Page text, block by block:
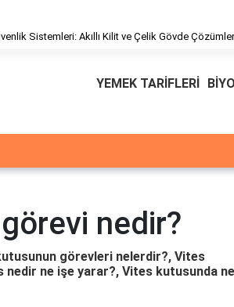
Sistemleri: Akıllı Kilit ve Çelik Gövde
YEMEK TARİFLERİ
nedir?
görevleri nelerdir?, Vites
ne işe yarar?, Vites kutusunda ne